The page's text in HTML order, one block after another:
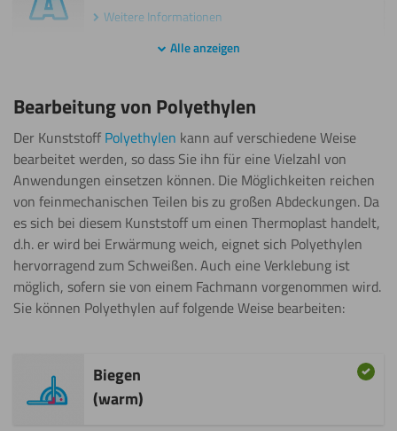
Beschichten
Lasern
Schneiden
Schweißen
schneiden
Weitere Informationen
Beschichten
Biegen
(kalt)
Biegen
Lasern
Weitere Informationen
Weitere Informationen
Fräsen
Weitere Informationen
Kleben
Weitere Informationen
Sägen
Alle anzeigen
Bearbeitung von Polyethylen
Der Kunststoff Polyethylen kann auf verschiedene Weise
bearbeitet werden, so dass Sie ihn für eine Vielzahl von
Anwendungen einsetzen können. Die Möglichkeiten reichen
von feinmechanischen Teilen bis zu großen Abdeckungen. Da
es sich bei diesem Kunststoff um einen Thermoplast handelt,
d.h. er wird bei Erwärmung weich, eignet sich Polyethylen
hervorragend zum Schweißen. Auch eine Verklebung ist
möglich, sofern sie von einem Fachmann vorgenommen wird.
Sie können Polyethylen auf folgende Weise bearbeiten:
Biegen
(warm)